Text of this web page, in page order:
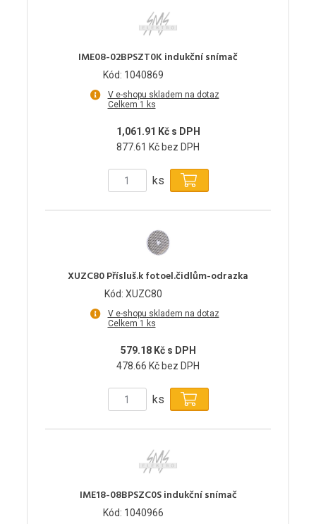
IME08-02BPSZT0K indukční snímač
Kód: 1040869
V e-shopu skladem na dotaz
Celkem 1 ks
1,061.91 Kč s DPH
877.61 Kč bez DPH
ks
XUZC80 Přísluš.k fotoel.čidlům-odrazka
Kód: XUZC80
V e-shopu skladem na dotaz
Celkem 1 ks
579.18 Kč s DPH
478.66 Kč bez DPH
ks
IME18-08BPSZC0S indukční snímač
Kód: 1040966